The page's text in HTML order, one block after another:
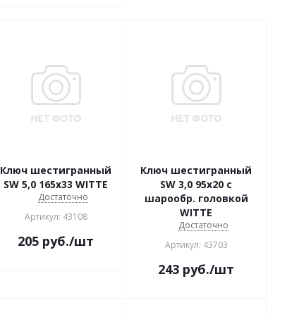
Ключ шестигранный
SW 5,0 165х33 WITTE
Достаточно
Артикул: 43108
205 руб./шт
Ключ шестигранный
SW 3,0 95х20 с
шарообр. головкой
WITTE
Достаточно
Артикул: 43703
243 руб./шт